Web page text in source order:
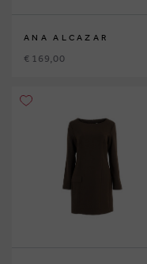
ANA ALCAZAR
€ 169,00